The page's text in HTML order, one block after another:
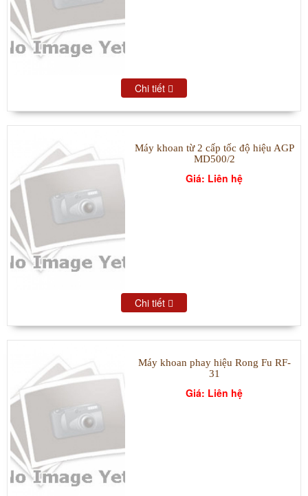
Chi tiết
Máy khoan từ 2 cấp tốc độ hiệu AGP
MD500/2
Giá: Liên hệ
Chi tiết
Máy khoan phay hiệu Rong Fu RF-
31
Giá: Liên hệ